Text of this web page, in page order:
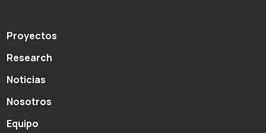
Proyectos
Research
Noticias
Nosotros
Equipo